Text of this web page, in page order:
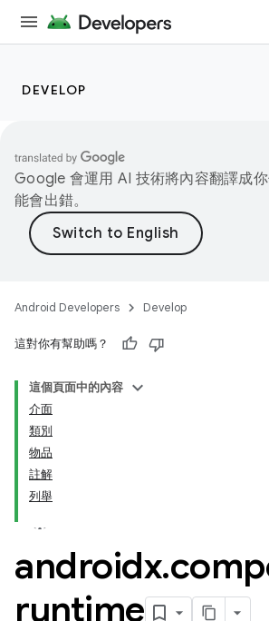
DEVELOP
Google 會運用 AI 技術將內容翻譯成
能會出錯。
Android Developers Develop
這對你有幫助嗎？
這個頁面中的內容
介面
類別
物品
註解
列舉
androidx.
runtime